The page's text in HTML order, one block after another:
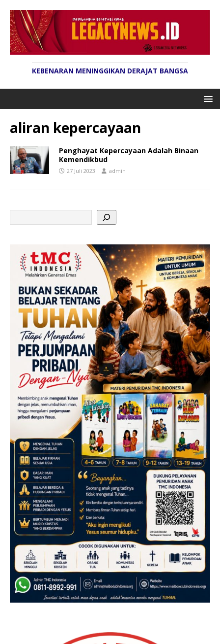
KEBENARAN MENINGGIKAN DERAJAT BANGSA
aliran kepercayaan
Penghayat Kepercayaan Adalah Binaan
Kemendikbud
27 Juli 2023 admin